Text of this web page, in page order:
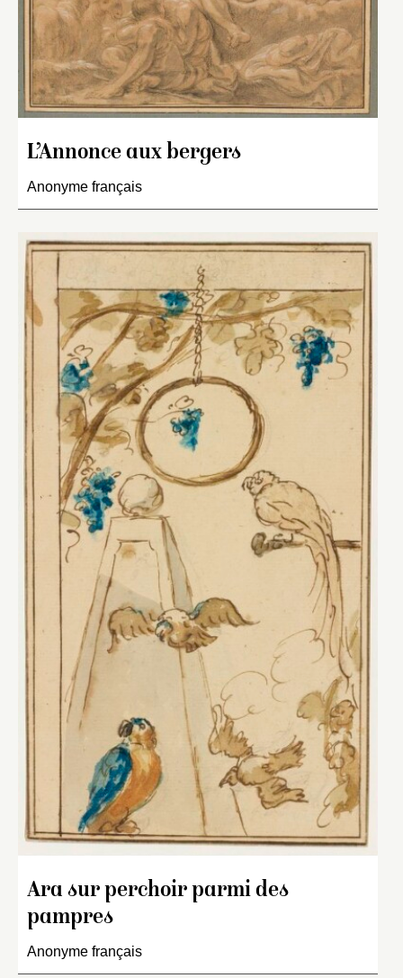
L’Annonce aux bergers
Anonyme français
Ara sur perchoir parmi des
pampres
Anonyme français